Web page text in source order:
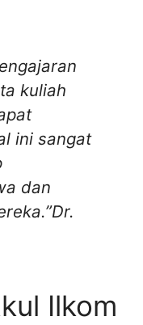
kuliah
ini sangat
dan
Ilkom